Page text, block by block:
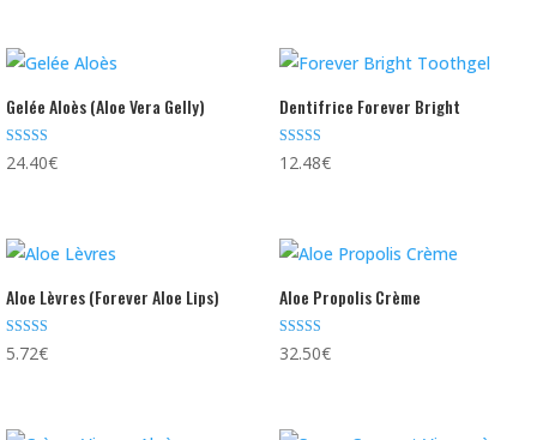
Gelée Aloès (Aloe Vera Gelly)
Note
4.81
24.40€
Dentifrice Forever Bright
Note
4.74
12.48€
Aloe Lèvres (Forever Aloe Lips)
Note
4.73
5.72€
Aloe Propolis Crème
Note
4.70
32.50€